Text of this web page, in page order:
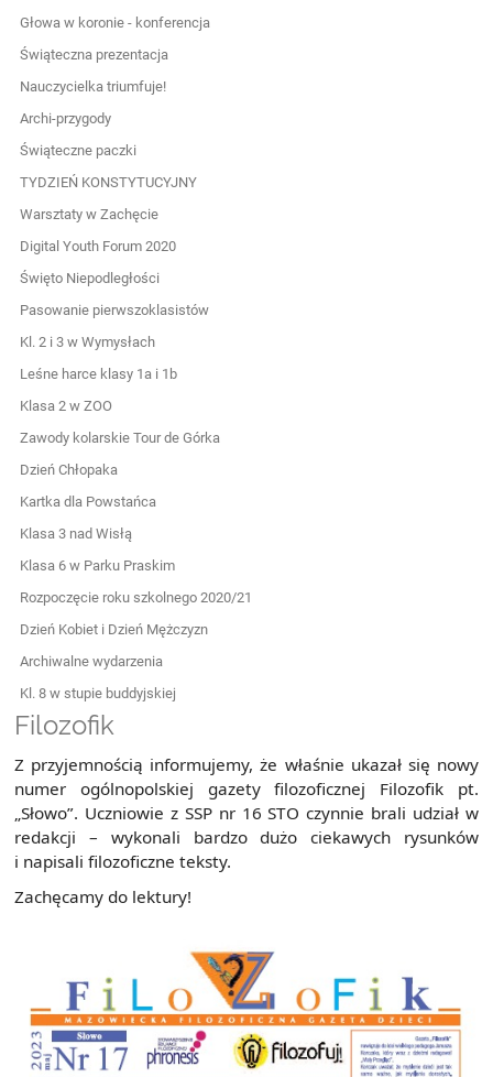
Głowa w koronie - konferencja
Świąteczna prezentacja
Nauczycielka triumfuje!
Archi-przygody
Świąteczne paczki
TYDZIEŃ KONSTYTUCYJNY
Warsztaty w Zachęcie
Digital Youth Forum 2020
Święto Niepodległości
Pasowanie pierwszoklasistów
Kl. 2 i 3 w Wymysłach
Leśne harce klasy 1a i 1b
Klasa 2 w ZOO
Zawody kolarskie Tour de Górka
Dzień Chłopaka
Kartka dla Powstańca
Klasa 3 nad Wisłą
Klasa 6 w Parku Praskim
Rozpoczęcie roku szkolnego 2020/21
Dzień Kobiet i Dzień Mężczyzn
Archiwalne wydarzenia
Kl. 8 w stupie buddyjskiej
Filozofik
Z przyjemnością informujemy, że właśnie ukazał się nowy
numer ogólnopolskiej gazety filozoficznej Filozofik pt.
„Słowo”. Uczniowie z SSP nr 16 STO czynnie brali udział w
redakcji – wykonali bardzo dużo ciekawych rysunków
i napisali filozoficzne teksty.
Zachęcamy do lektury!